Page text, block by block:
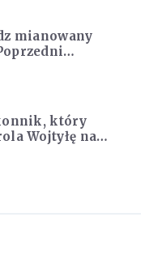
mianowany
który
Wojtyłę na
Paweł II nazywał